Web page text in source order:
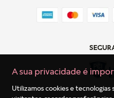
A sua privacidade é
Utilizamos cookies e tecnologias